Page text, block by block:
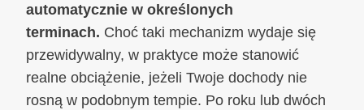
automatycznie w określonych
terminach. Choć taki mechanizm wydaje się
przewidywalny, w praktyce może stanowić
realne obciążenie, jeżeli Twoje dochody nie
rosną w podobnym tempie. Po roku lub dwóch